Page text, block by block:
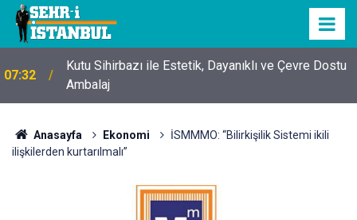
07:32
Kutu Sihirbazı ile Estetik, Dayanıklı ve Çevre Dostu
Ambalaj
Anasayfa Ekonomi
İSMMMO: “Bilirkişilik Sistemi ikili
ilişkilerden kurtarılmalı”